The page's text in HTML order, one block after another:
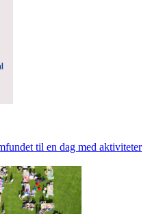
til en dag med aktiviteter